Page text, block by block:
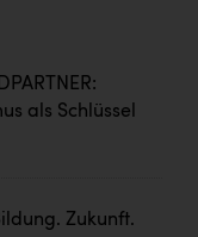
als Schlüssel
Zukunft.